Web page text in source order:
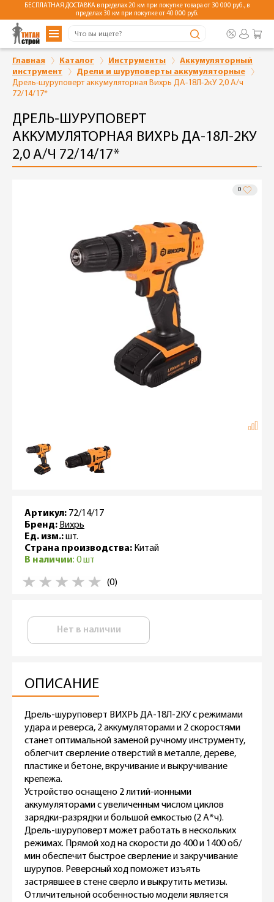
БЕСПЛАТНАЯ ДОСТАВКА в пределах 20 км при покупке товара от 30 000 руб., в
пределах 30 км при покупке от 40 000 руб.
Главная Каталог Инструменты
Аккумуляторный
инструмент
Дрели и шуруповерты аккумуляторные
Дрель-шуруповерт аккумуляторная Вихрь ДА-18Л-2кУ 2,0 А/ч
72/14/17*
ДРЕЛЬ-ШУРУПОВЕРТ
АККУМУЛЯТОРНАЯ ВИХРЬ ДА-18Л-2КУ
2,0 А/Ч 72/14/17*
0
Артикул: 72/14/17
Бренд: Вихрь
Ед. изм.:шт.
Страна производства: Китай
В наличии: 0 шт
(0)
Нет в наличии
ОПИСАНИЕ
Дрель-шуруповерт ВИХРЬ ДА-18Л-2КУ с режимами
удара и реверса, 2 аккумуляторами и 2 скоростями
станет оптимальной заменой ручному инструменту,
облегчит сверление отверстий в металле, дереве,
пластике и бетоне, вкручивание и выкручивание
крепежа.
Устройство оснащено 2 литий-ионными
аккумуляторами с увеличенным числом циклов
зарядки-разрядки и большой емкостью (2 А*ч).
Дрель-шуруповерт может работать в нескольких
режимах. Прямой ход на скорости до 400 и 1400 об/
мин обеспечит быстрое сверление и закручивание
шурупов. Реверсный ход поможет изъять
застрявшее в стене сверло и выкрутить метизы.
Отличительной особенностью модели является